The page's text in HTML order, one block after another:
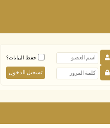
حفظ البيانات؟